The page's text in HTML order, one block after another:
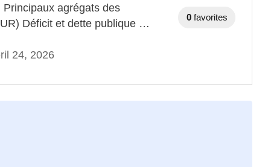
agrégats des
Déficit et dette publique …
24, 2026
0 favorites